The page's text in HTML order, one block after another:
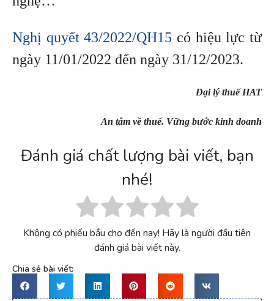
Nghị quyết 43/2022/QH15 có hiệu lực từ
ngày 11/01/2022 đến ngày 31/12/2023.
Đại lý thuế HAT
An tâm về thuế. Vững bước kinh doanh
Đánh giá chất lượng bài viết, bạn
nhé!
Không có phiếu bầu cho đến nay! Hãy là người đầu tiên
đánh giá bài viết này.
Chia sẻ bài viết: